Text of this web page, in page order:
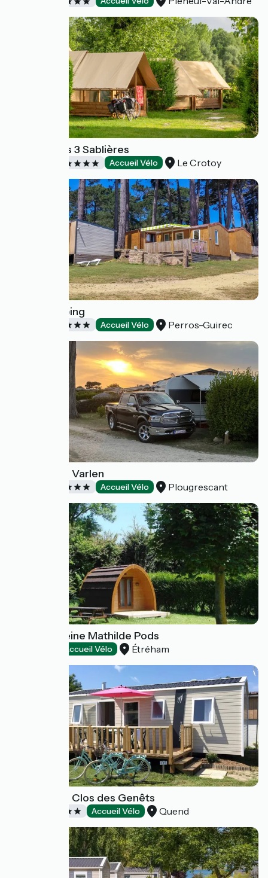
Camping les 3 Sablières
Accueil Vélo Le Crotoy
West Camping
Accueil Vélo Perros-Guirec
Camping Le Varlen
Accueil Vélo Plougrescant
Camping Reine Mathilde Pods
Accueil Vélo Étréham
Camping Le Clos des Genêts
Accueil Vélo Quend